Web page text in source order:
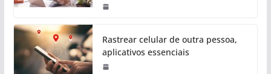
Rastrear celular de outra pessoa,
aplicativos essenciais